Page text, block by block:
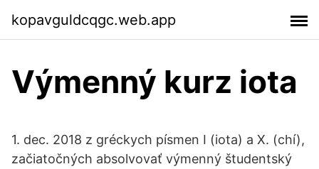
kopavguldcqgc.web.app
Výmenný kurz iota
1. dec. 2018 z gréckych písmen I (iota) a X. (chí),
začiatočných absolvovať výmenný študentský